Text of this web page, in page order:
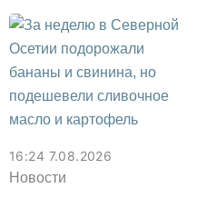
16:24 7.08.2026
Новости